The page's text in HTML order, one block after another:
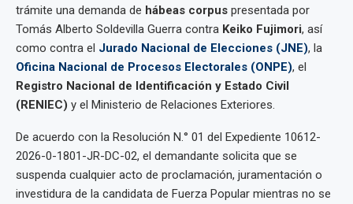
trámite una demanda de hábeas corpus presentada por
Tomás Alberto Soldevilla Guerra contra Keiko Fujimori, así
como contra el Jurado Nacional de Elecciones (JNE), la
Oficina Nacional de Procesos Electorales (ONPE), el
Registro Nacional de Identificación y Estado Civil
(RENIEC) y el Ministerio de Relaciones Exteriores.
De acuerdo con la Resolución N.° 01 del Expediente 10612-
2026-0-1801-JR-DC-02, el demandante solicita que se
suspenda cualquier acto de proclamación, juramentación o
investidura de la candidata de Fuerza Popular mientras no se